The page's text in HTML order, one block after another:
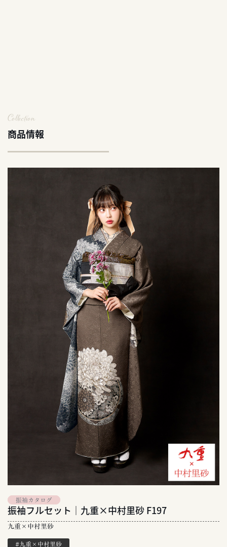
Collection
商品情報
振袖カタログ
振袖フルセット｜九重×中村里砂 F197
九重×中村里砂
#九重×中村里砂